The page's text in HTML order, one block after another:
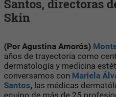
Santos, directoras
Skin
(Por Agustina Amorós)
años de trayectoria como
dermatología y medicina
conversamos con Mariela
Santos, las médicas
equipo de más de 25